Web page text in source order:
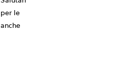
per le
anche